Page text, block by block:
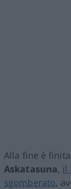
Alla fine è
Askatasuna, il
sgomberato,